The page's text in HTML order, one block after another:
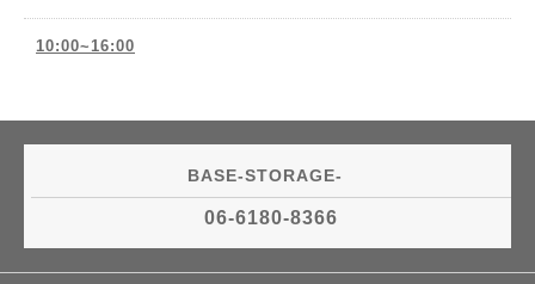
10:00~16:00
BASE-STORAGE-
06-6180-8366